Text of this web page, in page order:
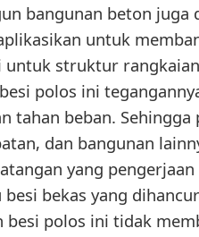
bangunan beton juga
untuk
struktur
polos ini
tahan beban. Sehingga
dan bangunan
yang pengerjaan
bekas yang
polos ini tidak